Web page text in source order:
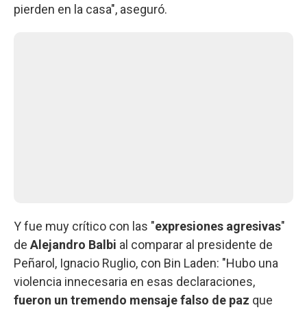
pierden en la casa", aseguró.
Y fue muy crítico con las "expresiones agresivas"
de Alejandro Balbi al comparar al presidente de
Peñarol, Ignacio Ruglio, con Bin Laden: "Hubo una
violencia innecesaria en esas declaraciones,
fueron un tremendo mensaje falso de paz que